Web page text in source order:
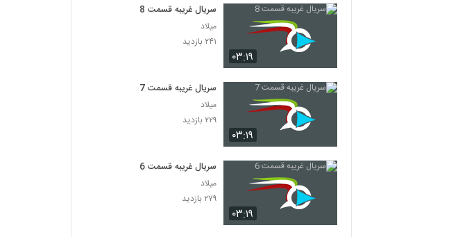
۰۳:۱۹
سریال غریبه قسمت 8
میلاد
۲۴۱ بازدید
۰۳:۱۹
سریال غریبه قسمت 7
میلاد
۲۲۹ بازدید
۰۳:۱۹
سریال غریبه قسمت 6
میلاد
۲۷۹ بازدید